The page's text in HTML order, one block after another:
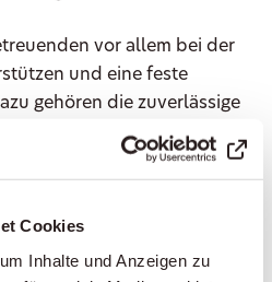
Cookies
Inhalte und Anzeigen zu
vor allem bei der
und eine feste
gehören die zuverlässige
das Führen des
der Einkäufe, gemeinsame
und zur Teilnahme am